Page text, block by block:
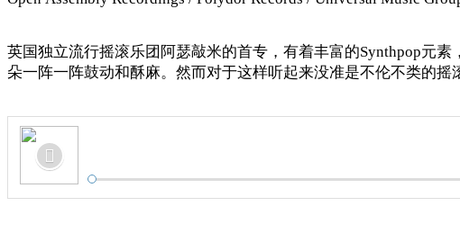
英国独立流行摇滚乐团阿瑟敲米的首专，有着丰富的Synthpop元
朵一阵一阵鼓动和酥麻。然而对于这样听起来没准是不伦不类的